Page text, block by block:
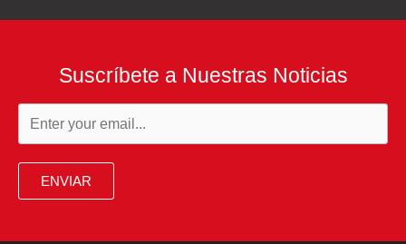
Suscríbete a Nuestras Noticias
ENVIAR